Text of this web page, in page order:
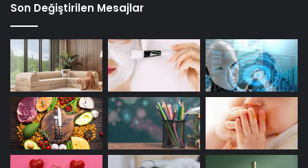
Son Değiştirilen Mesajlar